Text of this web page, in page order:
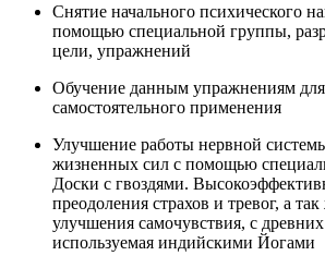
Снятие начального психического
помощью специальной группы,
цели, упражнений
Обучение данным упражнениям
самостоятельного применения
Улучшение работы нервной
жизненных сил с помощью
Доски с гвоздями.
преодоления страхов и тревог, а
улучшения самочувствия, с
используемая индийскими Йогами